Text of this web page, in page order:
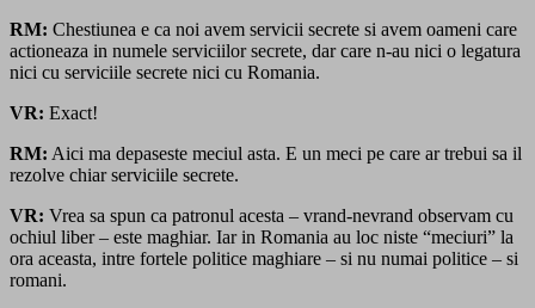
RM: Chestiunea e ca noi avem servicii secrete si avem oameni care
actioneaza in numele serviciilor secrete, dar care n-au nici o legatura
nici cu serviciile secrete nici cu Romania.
VR: Exact!
RM: Aici ma depaseste meciul asta. E un meci pe care ar trebui sa il
rezolve chiar serviciile secrete.
VR: Vrea sa spun ca patronul acesta – vrand-nevrand observam cu
ochiul liber – este maghiar. Iar in Romania au loc niste “meciuri” la
ora aceasta, intre fortele politice maghiare – si nu numai politice – si
romani.